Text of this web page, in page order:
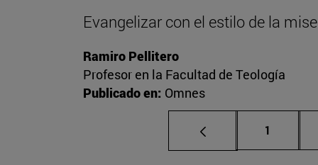
Evangelizar con el estilo de la
Ramiro Pellitero
Profesor en la Facultad de Teología
Publicado en: Omnes
Página
1